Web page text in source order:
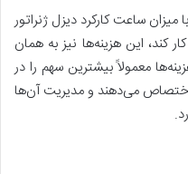
ساعت کارکرد دیزل ژنراتور
کند، این هزینه‌ها نیز به همان
معمولاً بیشترین سهم را در
می‌دهند و مدیریت آن‌ها